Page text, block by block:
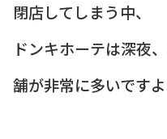
閉店してしまう中、
ドンキホーテは深夜
舗が非常に多いですよ